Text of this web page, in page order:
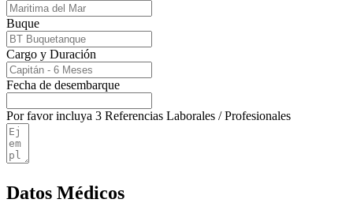
Buque
Cargo y Duración
Fecha de desembarque
Por favor incluya 3 Referencias Laborales / Profesionales
Datos Médicos